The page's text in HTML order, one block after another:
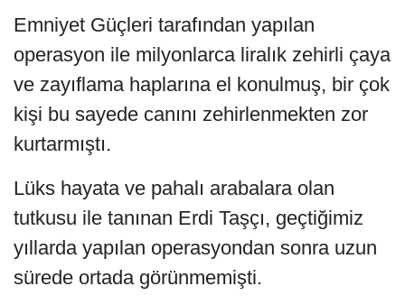
Emniyet Güçleri tarafından yapılan
operasyon ile milyonlarca liralık zehirli çaya
ve zayıflama haplarına el konulmuş, bir çok
kişi bu sayede canını zehirlenmekten zor
kurtarmıştı.
Lüks hayata ve pahalı arabalara olan
tutkusu ile tanınan Erdi Taşçı, geçtiğimiz
yıllarda yapılan operasyondan sonra uzun
sürede ortada görünmemişti.